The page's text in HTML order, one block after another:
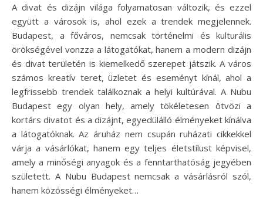
A divat és dizájn világa folyamatosan változik, és ezzel
együtt a városok is, ahol ezek a trendek megjelennek.
Budapest, a főváros, nemcsak történelmi és kulturális
örökségével vonzza a látogatókat, hanem a modern dizájn
és divat területén is kiemelkedő szerepet játszik. A város
számos kreatív teret, üzletet és eseményt kínál, ahol a
legfrissebb trendek találkoznak a helyi kultúrával. A Nubu
Budapest egy olyan hely, amely tökéletesen ötvözi a
kortárs divatot és a dizájnt, egyedülálló élményeket kínálva
a látogatóknak. Az áruház nem csupán ruházati cikkekkel
várja a vásárlókat, hanem egy teljes életstílust képvisel,
amely a minőségi anyagok és a fenntarthatóság jegyében
született. A Nubu Budapest nemcsak a vásárlásról szól,
hanem közösségi élményeket…